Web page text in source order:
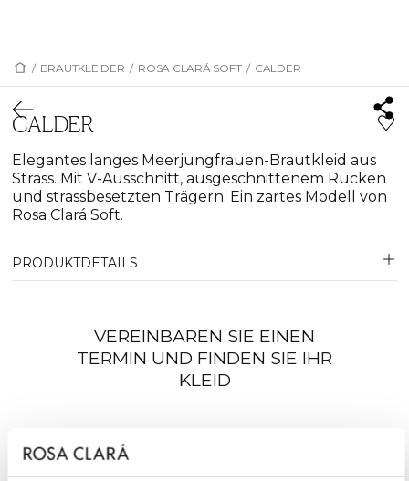
/ BRAUTKLEIDER / ROSA CLARÁ SOFT / CALDER
CALDER
Elegantes langes Meerjungfrauen-Brautkleid aus
Strass. Mit V-Ausschnitt, ausgeschnittenem Rücken
und strassbesetzten Trägern. Ein zartes Modell von
Rosa Clará Soft.
PRODUKTDETAILS
VEREINBAREN SIE EINEN
TERMIN UND FINDEN SIE IHR
KLEID